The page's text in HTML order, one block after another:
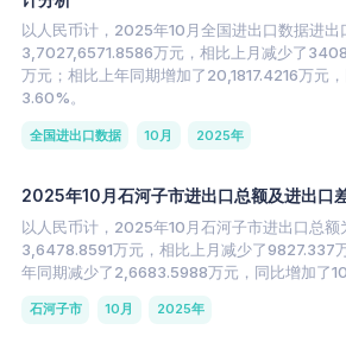
以人民币计，2025年10月全国进出口数据进出
3,7027,6571.8586万元，相比上月减少了
万元；相比上年同期增加了20,1817.4216万元
3.60%。
全国进出口数据 10月 2025年
2025年10月石河子市进出口总额及进出口
以人民币计，2025年10月石河子市进出口总额
3,6478.8591万元，相比上月减少了9827.337
年同期减少了2,6683.5988万元，同比增加了
石河子市 10月 2025年